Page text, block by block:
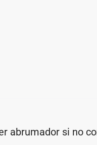
abrumador si no